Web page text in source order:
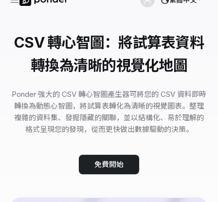
CSV 轉心智圖：將試算表資料
轉換為清晰的視覺化地圖
Ponder 強大的 CSV 轉心智圖產生器可將您的 CSV 資料即時
轉換為動態心智圖，將試算表轉化為清晰的視覺圖表。整理
複雜的資料集、發掘隱藏的關聯，並以結構化、易於理解的
格式呈現您的發現，從而更快做出數據驅動的決策。
免費開始